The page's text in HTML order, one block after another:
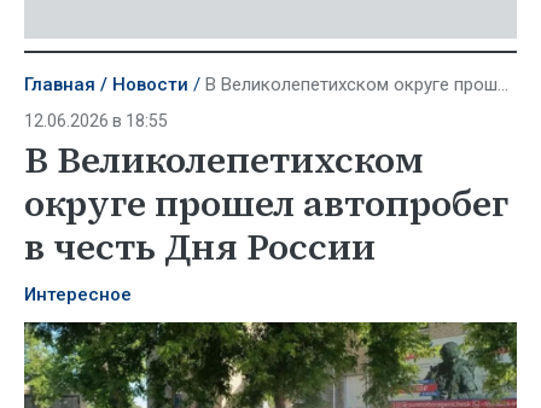
Главная Новости В Великолепетихском округе прошел автопробег в честь Дня России
12.06.2026 в 18:55
В Великолепетихском
округе прошел автопробег
в честь Дня России
Интересное